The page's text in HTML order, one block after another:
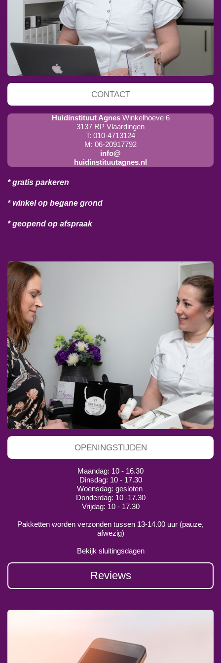
CONTACT
Huidinstituut Agnes Winkelhoeve 6
3137 RP Vlaardingen
T: 010-4713124
M: 06-20917792
info@
huidinstituutagnes.nl
* gratis parkeren
* winkel op begane grond
* geopend op afspraak
OPENINGSTIJDEN
Maandag: 10 - 16.30
Dinsdag: 10 - 17.30
Woensdag: gesloten
Donderdag: 10 -17.30
Vrijdag: 10 - 17.30
Pakketten worden verzonden tussen 13-14.00 uur (pauze,
afwezig)
Bekijk sluitingsdagen
Reviews